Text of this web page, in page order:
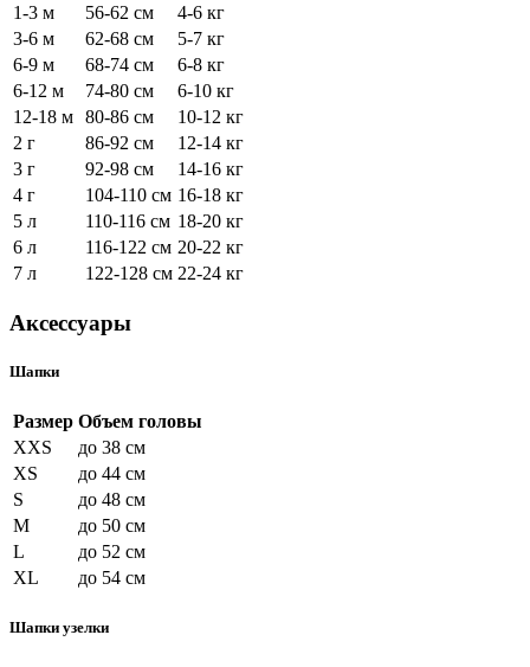
1-3 м
56-62 см
4-6 кг
3-6 м
62-68 см
5-7 кг
6-9 м
68-74 см
6-8 кг
6-12 м
74-80 см
6-10 кг
12-18 м 80-86 см
10-12 кг
2 г
86-92 см
12-14 кг
3 г
92-98 см
14-16 кг
4 г
104-110 см 16-18 кг
5 л
110-116 см 18-20 кг
6 л
116-122 см 20-22 кг
7 л
122-128 см 22-24 кг
Аксессуары
Шапки
Размер Объем головы
XXS
до 38 см
XS
до 44 см
S
до 48 см
M
до 50 см
L
до 52 см
XL
до 54 см
Шапки узелки